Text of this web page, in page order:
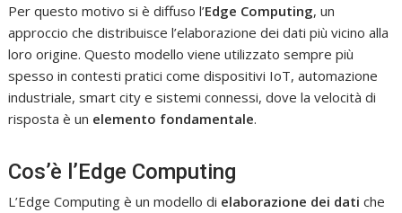
Per questo motivo si è diffuso l’Edge Computing, un
approccio che distribuisce l’elaborazione dei dati più vicino alla
loro origine. Questo modello viene utilizzato sempre più
spesso in contesti pratici come dispositivi IoT, automazione
industriale, smart city e sistemi connessi, dove la velocità di
risposta è un elemento fondamentale.
Cos’è l’Edge Computing
L’Edge Computing è un modello di elaborazione dei dati che